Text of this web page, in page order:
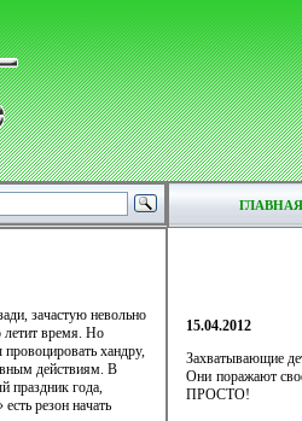
ГЛАВНАЯ
зачастую невольно
летит время. Но
хандру,
действиям. В
праздник года,
резон начать
15.04.2012
Захватывающие
Они поражают
ПРОСТО!